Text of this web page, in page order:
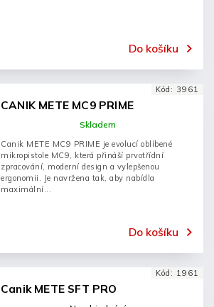
Do košíku
CANIK METE MC9 PRIME
Skladem
Do košíku
Canik METE MC9 PRIME je evolucí oblíbené
mikropistole MC9, která přináší prvotřídní
zpracování, moderní design a vylepšenou
ergonomii. Je navržena tak, aby nabídla
maximální...
Kód: 3961
Canik METE SFT PRO
Kód: 1961